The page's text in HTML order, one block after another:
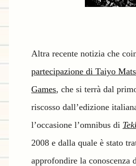
Altra recente notizia che
partecipazione di Taiyo
Games, che si terrà dal
riscosso dall’edizione
l’occasione l’omnibus di
2008 e dalla quale è stato
approfondire la conoscenza